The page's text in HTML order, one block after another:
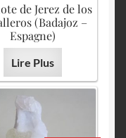
de Jerez de los
(Badajoz –
Espagne)
Lire Plus